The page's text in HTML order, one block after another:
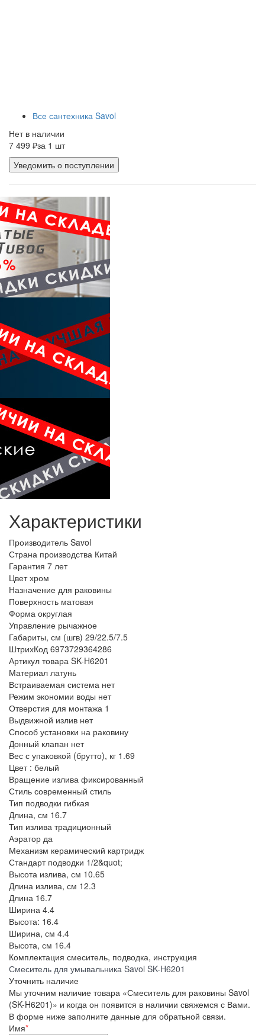
Все сантехника Savol
Нет в наличии
7 499 ₽за 1 шт
Уведомить о поступлении
Характеристики
Производитель Savol
Страна производства Китай
Гарантия 7 лет
Цвет хром
Назначение для раковины
Поверхность матовая
Форма округлая
Управление рычажное
Габариты, см (шгв) 29/22.5/7.5
ШтрихКод 6973729364286
Артикул товара SK-H6201
Материал латунь
Встраиваемая система нет
Режим экономии воды нет
Отверстия для монтажа 1
Выдвижной излив нет
Способ установки на раковину
Донный клапан нет
Вес с упаковкой (брутто), кг 1.69
Цвет : белый
Вращение излива фиксированный
Стиль современный стиль
Тип подводки гибкая
Длина, см 16.7
Тип излива традиционный
Аэратор да
Механизм керамический картридж
Стандарт подводки 1/2&quot;
Высота излива, см 10.65
Длина излива, см 12.3
Длина 16.7
Ширина 4.4
Высота: 16.4
Ширина, см 4.4
Высота, см 16.4
Комплектация смеситель, подводка, инструкция
Смеситель для умывальника Savol SK-H6201
Уточнить наличие
Мы уточним наличие товара «Смеситель для раковины Savol
(SK-H6201)» и когда он появится в наличии свяжемся с Вами.
В форме ниже заполните данные для обратьной связи.
Имя*